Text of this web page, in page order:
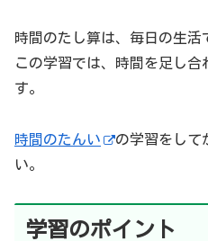
時間のたし算は、毎日の生活
この学習では、時間を足し
す。
時間のたんい
の学習をして
い。
学習のポイント